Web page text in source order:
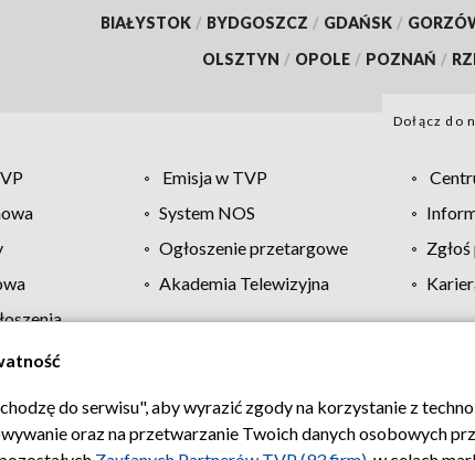
BIAŁYSTOK / BYDGOSZCZ / GDAŃSK /
OLSZTYN / OPOLE / POZNAŃ /
Dołącz do
Emisja w TVP
System NOS
Ogłoszenie przetargowe
Akademia Telewizyjna
Regulamin TVP Polityka prywatności
do serwisu", aby wyrazić zgody na korzystanie z
oraz na przetwarzanie Twoich danych osobowych